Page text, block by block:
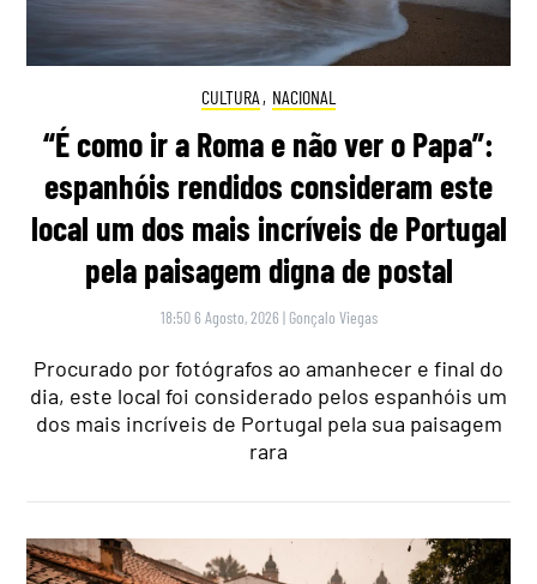
CULTURA , NACIONAL
“É como ir a Roma e não ver o Papa”:
espanhóis rendidos consideram este
local um dos mais incríveis de Portugal
pela paisagem digna de postal
18:50 6 Agosto, 2026 | Gonçalo Viegas
Procurado por fotógrafos ao amanhecer e final do
dia, este local foi considerado pelos espanhóis um
dos mais incríveis de Portugal pela sua paisagem
rara